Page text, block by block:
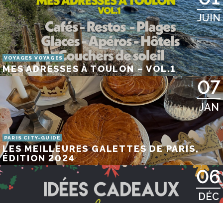
JUIN
VOYAGES VOYAGES
MES ADRESSES À TOULON – VOL.1
07
JAN
PARIS CITY-GUIDE
LES MEILLEURES GALETTES DE PARIS,
ÉDITION 2024
06
DÉC